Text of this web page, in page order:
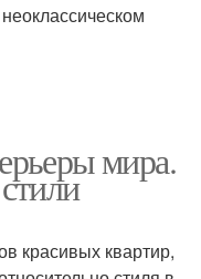
мира.
красивых квартир,